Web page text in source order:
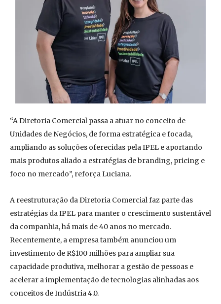
“A Diretoria Comercial passa a atuar no conceito de
Unidades de Negócios, de forma estratégica e focada,
ampliando as soluções oferecidas pela IPEL e aportando
mais produtos aliado a estratégias de branding, pricing e
foco no mercado”, reforça Luciana.
A reestruturação da Diretoria Comercial faz parte das
estratégias da IPEL para manter o crescimento sustentável
da companhia, há mais de 40 anos no mercado.
Recentemente, a empresa também anunciou um
investimento de R$100 milhões para ampliar sua
capacidade produtiva, melhorar a gestão de pessoas e
acelerar a implementação de tecnologias alinhadas aos
conceitos de Indústria 4.0.